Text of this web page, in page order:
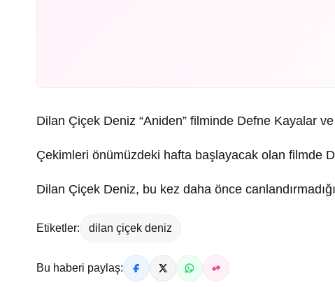
Dilan Çiçek Deniz “Aniden” filminde Defne Kayalar
Çekimleri önümüzdeki hafta başlayacak olan filmde
Dilan Çiçek Deniz, bu kez daha önce
Etiketler: dilan çiçek deniz
Bu haberi paylaş: